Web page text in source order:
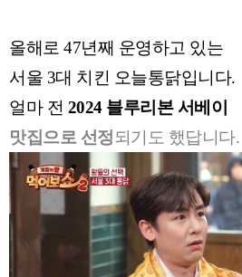
올해로 47년째 운영하고 있는
서울 3대 치킨 오늘통닭입니다.
얼마 전 2024 블루리본 서베이
맛집으로 선정되기도 했답니다.